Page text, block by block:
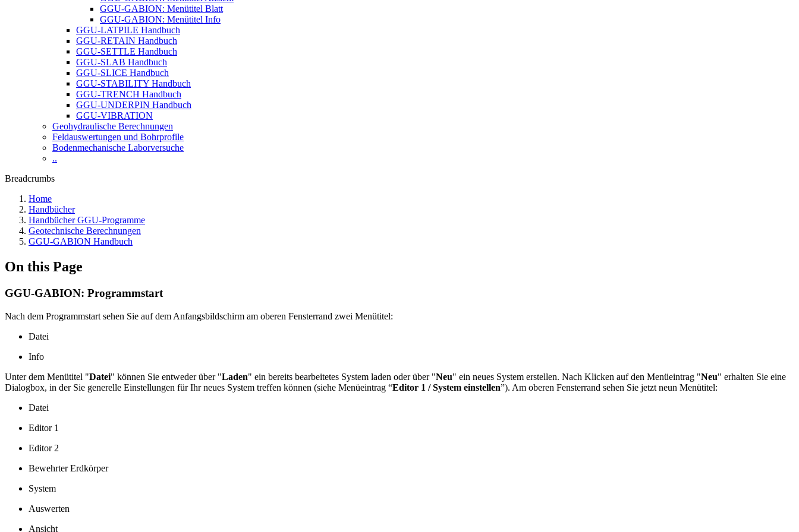
GGU-GABION: Menütitel Blatt
GGU-GABION: Menütitel Info
GGU-LATPILE Handbuch
GGU-RETAIN Handbuch
GGU-SETTLE Handbuch
GGU-SLAB Handbuch
GGU-SLICE Handbuch
GGU-STABILITY Handbuch
GGU-TRENCH Handbuch
GGU-UNDERPIN Handbuch
GGU-VIBRATION
Geohydraulische Berechnungen
Feldauswertungen und Bohrprofile
Bodenmechanische Laborversuche
..
Breadcrumbs
Home
Handbücher
Handbücher GGU-Programme
Geotechnische Berechnungen
GGU-GABION Handbuch
On this Page
GGU-GABION: Programmstart
Nach dem Programmstart sehen Sie auf dem Anfangsbildschirm am oberen Fensterrand zwei Menütitel:
Datei
Info
Unter dem Menütitel "Datei" können Sie entweder über "Laden" ein bereits bearbeitetes System laden oder über "Neu" ein neues System erstellen. Nach Klicken auf den Menüeintrag "Neu" erhalten Sie eine
Dialogbox, in der Sie generelle Einstellungen für Ihr neues System treffen können (siehe Menüeintrag “Editor 1 / System einstellen”). Am oberen Fensterrand sehen Sie jetzt neun Menütitel:
Datei
Editor 1
Editor 2
Bewehrter Erdkörper
System
Auswerten
Ansicht